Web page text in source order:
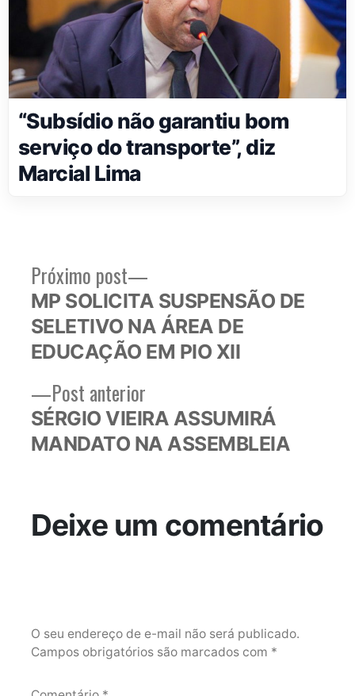
“Subsídio não garantiu bom
serviço do transporte”, diz
Marcial Lima
Navegação
de
Post
Post anteriorPost
anterior:
SÉRGIO VIEIRA ASSUMIRÁ
MANDATO NA ASSEMBLEIA
Próximo post
Próximo
post:
MP SOLICITA SUSPENSÃO DE
SELETIVO NA ÁREA DE
EDUCAÇÃO EM PIO XII
Deixe um comentário
O seu endereço de e-mail não será publicado.
Campos obrigatórios são marcados com *